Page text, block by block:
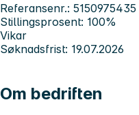
Referansenr.: 5150975435
Stillingsprosent: 100%
Vikar
Søknadsfrist: 19.07.2026
Om bedriften